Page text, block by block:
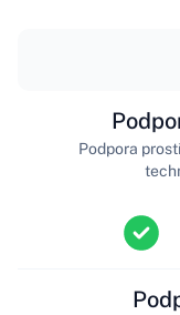
Podpora